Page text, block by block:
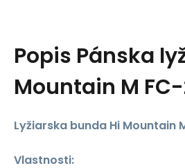
Popis Pánska
Mountain M
Lyžiarska bunda Hi Mountain
Vlastnosti: